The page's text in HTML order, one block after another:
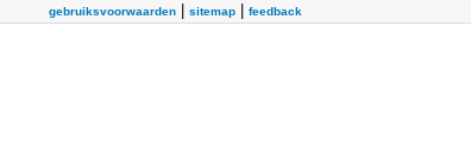
gebruiksvoorwaarden| sitemap| feedback